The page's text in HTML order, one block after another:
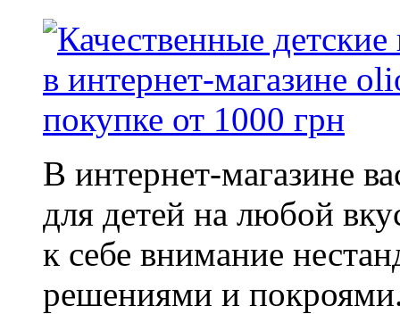
В интернет-магазине
для детей на любой
к себе внимание
решениями и